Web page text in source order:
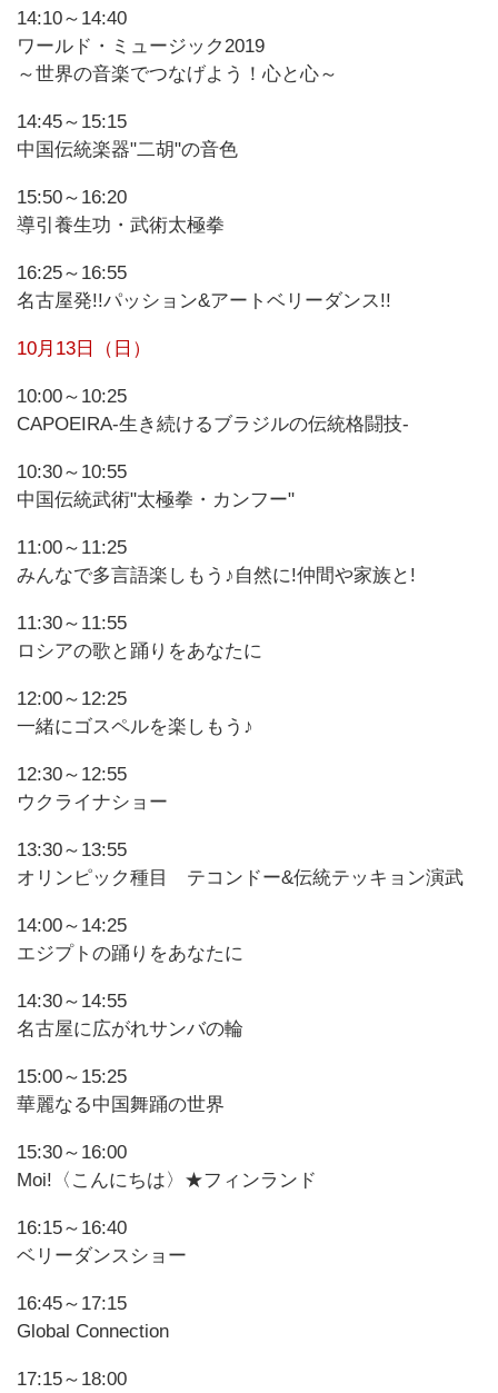
14:10～14:40
ワールド・ミュージック2019
～世界の音楽でつなげよう！心と心～
14:45～15:15
中国伝統楽器"二胡"の音色
15:50～16:20
導引養生功・武術太極拳
16:25～16:55
名古屋発!!パッション&アートベリーダンス!!
10月13日（日）
10:00～10:25
CAPOEIRA-生き続けるブラジルの伝統格闘技-
10:30～10:55
中国伝統武術"太極拳・カンフー"
11:00～11:25
みんなで多言語楽しもう♪自然に!仲間や家族と!
11:30～11:55
ロシアの歌と踊りをあなたに
12:00～12:25
一緒にゴスペルを楽しもう♪
12:30～12:55
ウクライナショー
13:30～13:55
オリンピック種目 テコンドー&伝統テッキョン演武
14:00～14:25
エジプトの踊りをあなたに
14:30～14:55
名古屋に広がれサンバの輪
15:00～15:25
華麗なる中国舞踊の世界
15:30～16:00
Moi!〈こんにちは〉★フィンランド
16:15～16:40
ベリーダンスショー
16:45～17:15
Global Connection
17:15～18:00